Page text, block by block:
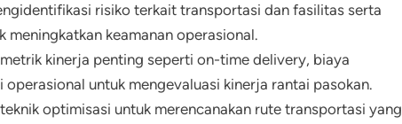
risiko terkait transportasi dan fasilitas serta
meningkatkan keamanan operasional.
kinerja penting seperti on-time delivery, biaya
untuk mengevaluasi kinerja rantai pasokan.
optimisasi untuk merencanakan rute transportasi yang